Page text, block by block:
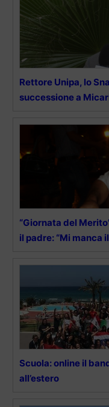
Rettore Unipa, lo
successione a
“Giornata del
il padre: “Mi manca
Scuola: online il
all’estero